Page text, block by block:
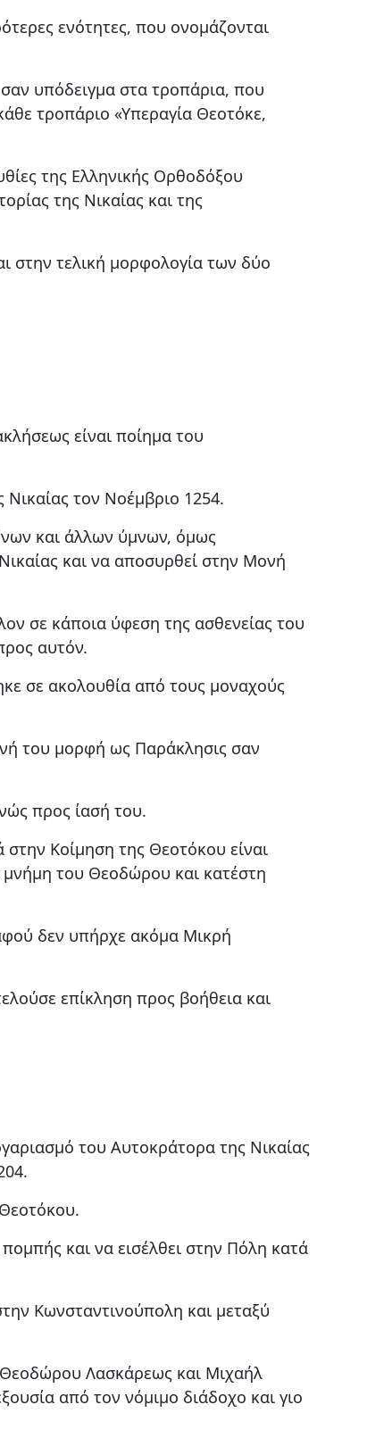
ενότητες, που ονομάζονται
υπόδειγμα στα τροπάρια, που
τροπάριο «Υπεραγία Θεοτόκε,
της Ελληνικής Ορθοδόξου
της Νικαίας και της
στην τελική μορφολογία των δύο
είναι ποίημα του
τον Νοέμβριο 1254.
και άλλων ύμνων, όμως
και να αποσυρθεί στην Μονή
σε κάποια ύφεση της ασθενείας του
αυτόν.
σε ακολουθία από τους μοναχούς
του μορφή ως Παράκλησις σαν
προς ίασή του.
Κοίμηση της Θεοτόκου είναι
του Θεοδώρου και κατέστη
δεν υπήρχε ακόμα Μικρή
επίκληση προς βοήθεια και
του Αυτοκράτορα της Νικαίας
και να εισέλθει στην Πόλη κατά
Κωνσταντινούπολη και μεταξύ
Θεοδώρου Λασκάρεως και Μιχαήλ
από τον νόμιμο διάδοχο και γιο